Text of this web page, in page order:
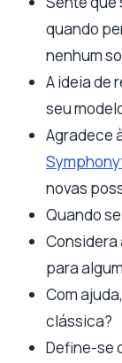
quando
nenhum
A ideia de
seu
Agradece
novas
Quando
Considera
para
Com
clássica?
Define-se